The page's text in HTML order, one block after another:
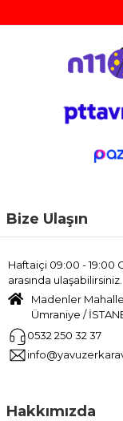
Bize Ulaşın
Haftaiçi 09:00 - 19:00
arasında ulaşabilirsiniz.
Madenler
Ümraniye /
0532 250 32 37
Hakkımızda